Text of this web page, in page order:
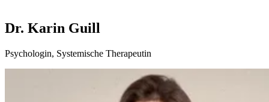
Dr. Karin Guill
Psychologin, Systemische Therapeutin